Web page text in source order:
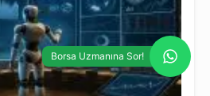
Borsa Uzmanına Sor!